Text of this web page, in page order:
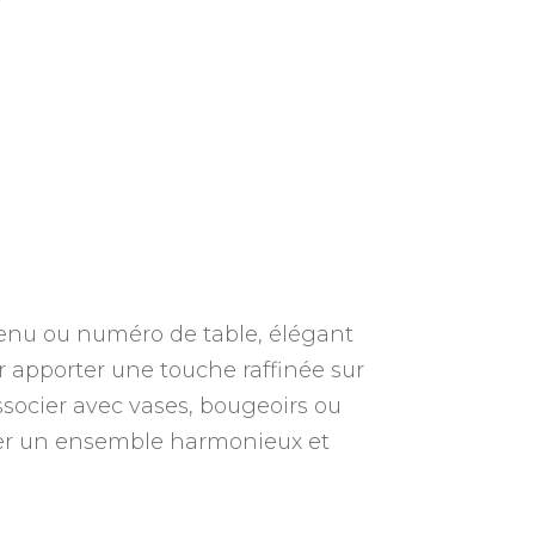
ou numéro de table, élégant
apporter une touche raffinée sur
avec vases, bougeoirs ou
un ensemble harmonieux et